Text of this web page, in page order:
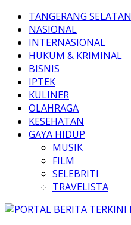
TANGERANG SELATAN
NASIONAL
INTERNASIONAL
HUKUM & KRIMINAL
BISNIS
IPTEK
KULINER
OLAHRAGA
KESEHATAN
GAYA HIDUP
MUSIK
FILM
SELEBRITI
TRAVELISTA